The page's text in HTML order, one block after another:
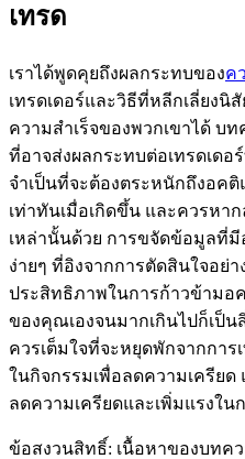
เทรด
เราได้พูดคุยถึงผลกระทบของค
เทรดเดอร์และวิธีที่หลีกเลี่ยง
ความสำเร็จของพวกเขาได้ บ
ที่อาจส่งผลกระทบต่อเทรดเด
จำเป็นที่จะต้องตระหนักถึงอค
เท่าทันเมื่อเกิดขึ้น และควรหา
เหล่านั้นด้วย การขจัดข้อมูลที่
ง่ายๆ ที่อิงจากการตัดสินใจอย่า
ประสิทธิภาพในการก้าวข้ามอ
ของคุณเองจนมากเกินไปก็เป็
ควรเต็มใจที่จะหยุดพักจากการ
ในกิจกรรมเพื่อลดความเครียด
ลดความเครียดและเพิ่มแรงใน
ข้อสงวนสิทธิ์: เนื้อหาของบทค